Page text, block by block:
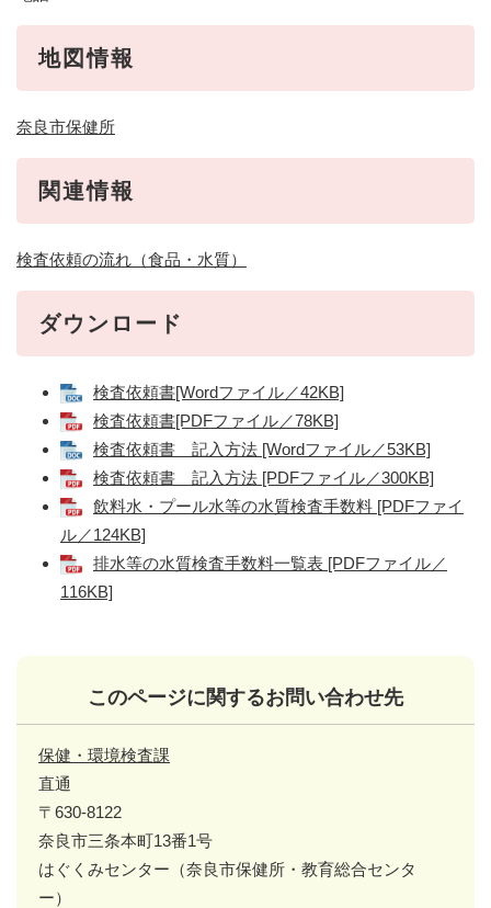
地図情報
奈良市保健所
関連情報
検査依頼の流れ（食品・水質）
ダウンロード
検査依頼書[Wordファイル／42KB]
検査依頼書[PDFファイル／78KB]
検査依頼書 記入方法 [Wordファイル／53KB]
検査依頼書 記入方法 [PDFファイル／300KB]
飲料水・プール水等の水質検査手数料 [PDFファイ
ル／124KB]
排水等の水質検査手数料一覧表 [PDFファイル／
116KB]
このページに関するお問い合わせ先
保健・環境検査課
直通
〒630-8122
奈良市三条本町13番1号
はぐくみセンター（奈良市保健所・教育総合センタ
ー）